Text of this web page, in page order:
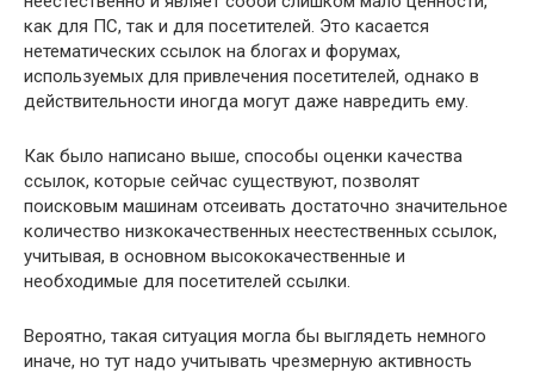
как для ПС, так и для посетителей. Это касается
нетематических ссылок на блогах и форумах,
используемых для привлечения посетителей, однако в
действительности иногда могут даже навредить ему.
Как было написано выше, способы оценки качества
ссылок, которые сейчас существуют, позволят
поисковым машинам отсеивать достаточно значительное
количество низкокачественных неестественных ссылок,
учитывая, в основном высококачественные и
необходимые для посетителей ссылки.
Вероятно, такая ситуация могла бы выглядеть немного
иначе, но тут надо учитывать чрезмерную активность